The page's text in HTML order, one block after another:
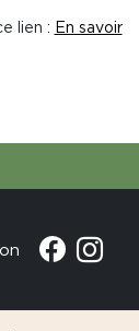
lien : En savoir